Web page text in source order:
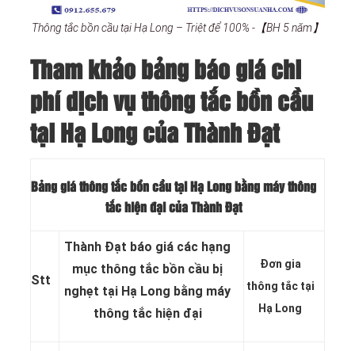
Thông tắc bồn cầu tại Hạ Long – Triệt để 100% -【BH 5 năm】
Tham khảo bảng báo giá chi
phí dịch vụ thông tắc bồn cầu
tại Hạ Long của Thành Đạt
Bảng giá thông tắc bồn cầu tại Hạ Long bằng máy thông
tắc hiện đại của Thành Đạt
Stt
Thành Đạt báo giá các hạng
mục thông tắc bồn cầu bị
nghẹt tại Hạ Long bằng máy
thông tắc hiện đại
Đơn gia
thông tắc tại
Hạ Long